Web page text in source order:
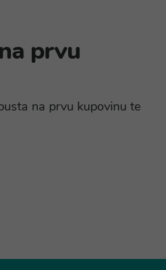
prvu
na prvu kupovinu te